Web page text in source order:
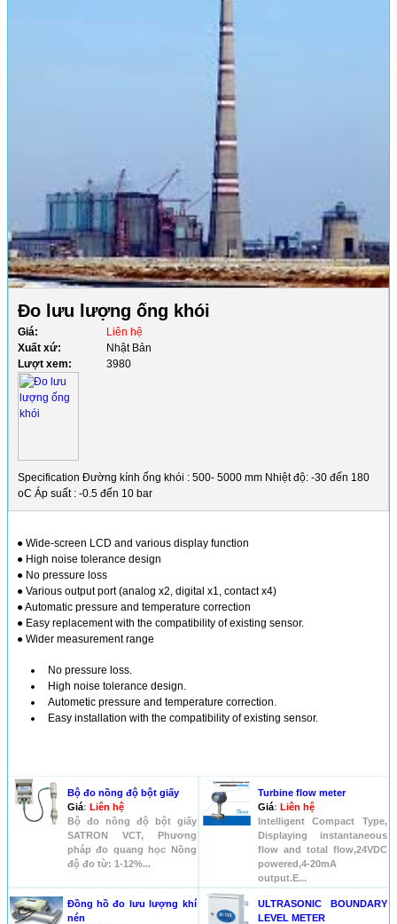
Đo lưu lượng ống khói
Giá:
Liên hệ
Xuất xứ:
Nhật Bản
Lượt xem:
3980
Specification Đường kính ống khói : 500- 5000 mm Nhiệt độ: -30 đến 180
oC Áp suất : -0.5 đến 10 bar
● Wide-screen LCD and various display function
● High noise tolerance design
● No pressure loss
● Various output port (analog x2, digital x1, contact x4)
●Automatic pressure and temperature correction
● Easy replacement with the compatibility of existing sensor.
● Wider measurement range
No pressure loss.
High noise tolerance design.
Autometic pressure and temperature correction.
Easy installation with the compatibility of existing sensor.
Bộ đo nồng độ bột giấy
Giá: Liên hệ
Bộ đo nồng độ bột giấy
SATRON VCT, Phương
pháp đo quang học Nồng
độ đo từ: 1-12%...
Turbine flow meter
Giá: Liên hệ
Intelligent Compact Type,
Displaying instantaneous
flow and total flow,24VDC
powered,4-20mA
output.E...
Đồng hồ đo lưu lượng khí
nén
ULTRASONIC BOUNDARY
LEVEL METER